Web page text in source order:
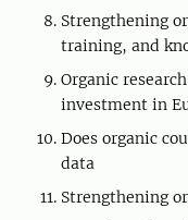
Strengthening
training, and
Organic
investment in
Does organic
data
Strengthening